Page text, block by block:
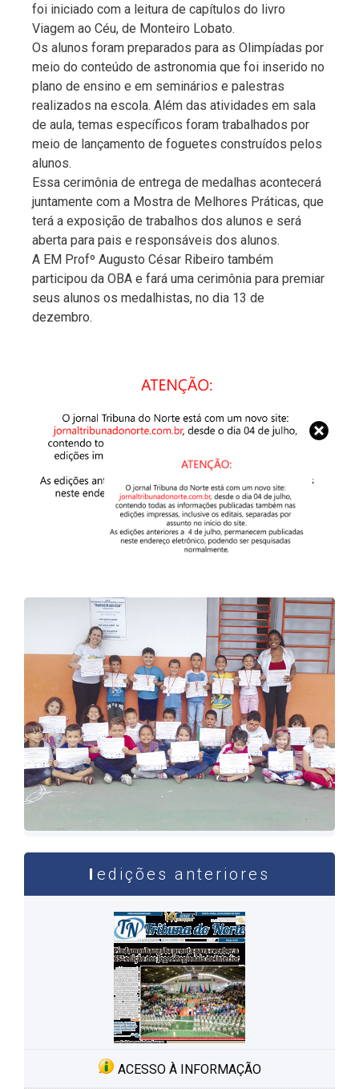
foi iniciado com a leitura de capítulos do livro
Viagem ao Céu, de Monteiro Lobato.
Os alunos foram preparados para as Olimpíadas por
meio do conteúdo de astronomia que foi inserido no
plano de ensino e em seminários e palestras
realizados na escola. Além das atividades em sala
de aula, temas específicos foram trabalhados por
meio de lançamento de foguetes construídos pelos
alunos.
Essa cerimônia de entrega de medalhas acontecerá
juntamente com a Mostra de Melhores Práticas, que
terá a exposição de trabalhos dos alunos e será
aberta para pais e responsáveis dos alunos.
A EM Profº Augusto César Ribeiro também
participou da OBA e fará uma cerimônia para premiar
seus alunos os medalhistas, no dia 13 de
dezembro.
edições anteriores
ACESSO À INFORMAÇÃO